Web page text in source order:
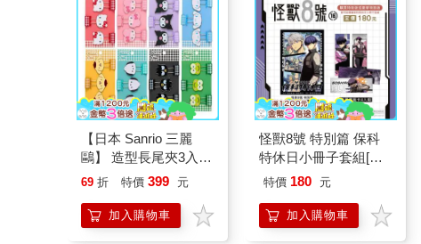
【日本 Sanrio 三麗
鷗】 造型長尾夾3入組
(8款可選) 凱蒂貓 Hello
企鵝
69 折 特價 399 元
加入購物車
怪獸8號 特別篇 保科
特休日小冊子套組[限
加購]
特價 180 元
加入購物車